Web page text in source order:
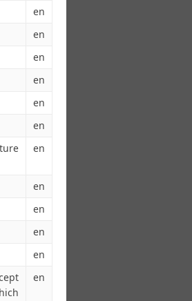
en
en
en
en
en
en
en
en
en
en
en
en